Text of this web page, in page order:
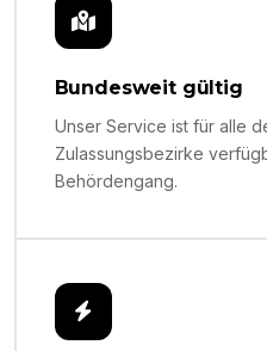
Bundesweit gültig
Unser Service ist für alle
Zulassungsbezirke
Behördengang.